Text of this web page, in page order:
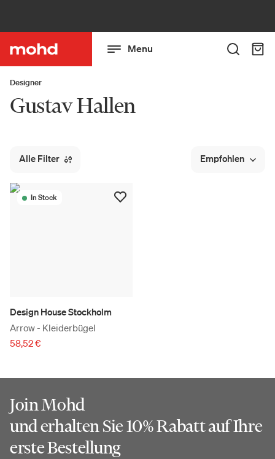
Menu
Designer
Gustav Hallen
Alle Filter Empfohlen
In Stock
Design House Stockholm
Arrow - Kleiderbügel
58,52 €
Join Mohd
und erhalten Sie 10% Rabatt auf Ihre
erste Bestellung